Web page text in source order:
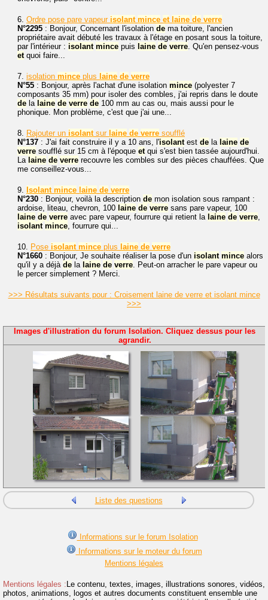
6. Ordre pose pare vapeur isolant mince et laine de verre
N°2295 : Bonjour, Concernant l'isolation de ma toiture, l'ancien
propriétaire avait débuté les travaux à l'étage en posant sous la toiture,
par l'intérieur : isolant mince puis laine de verre. Qu'en pensez-vous
etquoi faire...
7. isolation mince plus laine de verre
N°55 : Bonjour, après l'achat d'une isolation mince (polyester 7
composants 35 mm) pour isoler des combles, j'ai repris dans le doute
de la laine de verre de 100 mm au cas ou, mais aussi pour le
phonique. Mon problème, c'est que j'ai une...
8. Rajouter un isolantsur laine de verre soufflé
N°137 : J'ai fait construire il y a 10 ans, l'isolantest de la laine de
verre soufflé sur 15 cm à l'époque etqui s'est bien tassée aujourd'hui.
La laine de verre recouvre les combles sur des pièces chauffées. Que
me conseillez-vous...
9. Isolant mince laine de verre
N°230 : Bonjour, voilà la description de mon isolation sous rampant :
ardoise, liteau, chevron, 100 laine de verre sans pare vapeur, 100
laine de verre avec pare vapeur, fourrure qui retient la laine de verre,
isolant mince, fourrure qui...
10. Pose isolant mince plus laine de verre
N°1660 : Bonjour, Je souhaite réaliser la pose d'un isolant mince alors
qu'il y a déjà de la laine de verre. Peut-on arracher le pare vapeur ou
le percer simplement ? Merci.
>>> Résultats suivants pour : Croisement laine de verre et isolant mince
>>>
Images d'illustration du forum Isolation. Cliquez dessus pour les
agrandir.
Liste des questions
Informations sur le forum Isolation
Informations sur le moteur du forum
Mentions légales
Mentions légales : Le contenu, textes, images, illustrations sonores, vidéos,
photos, animations, logos et autres documents constituent ensemble une